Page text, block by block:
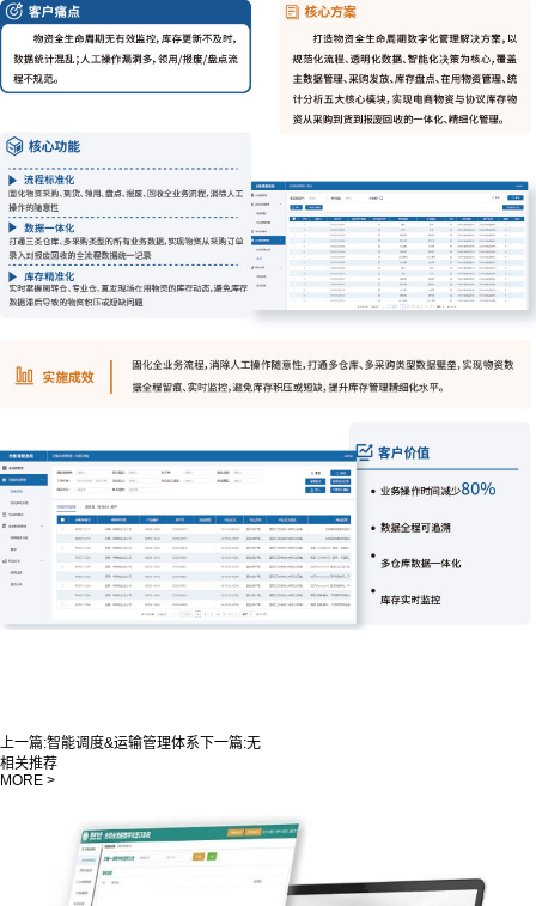
上一篇:智能调度&运输管理体系下一篇:无
相关推荐
MORE >